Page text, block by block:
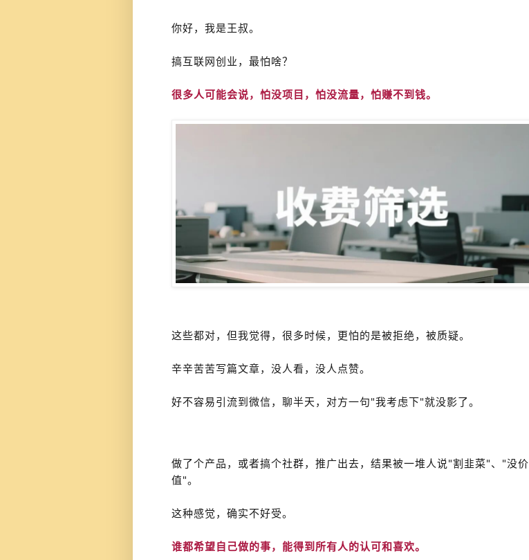
你好，我是王叔。
搞互联网创业，最怕啥？
很多人可能会说，怕没项目，怕没流量，怕赚不到钱。
这些都对，但我觉得，很多时候，更怕的是被拒绝，被质疑。
辛辛苦苦写篇文章，没人看，没人点赞。
好不容易引流到微信，聊半天，对方一句"我考虑下"就没影了。
做了个产品，或者搞个社群，推广出去，结果被一堆人说"割韭菜"、"没价
值"。
这种感觉，确实不好受。
谁都希望自己做的事，能得到所有人的认可和喜欢。